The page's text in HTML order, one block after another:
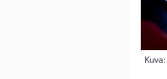
Kuva: